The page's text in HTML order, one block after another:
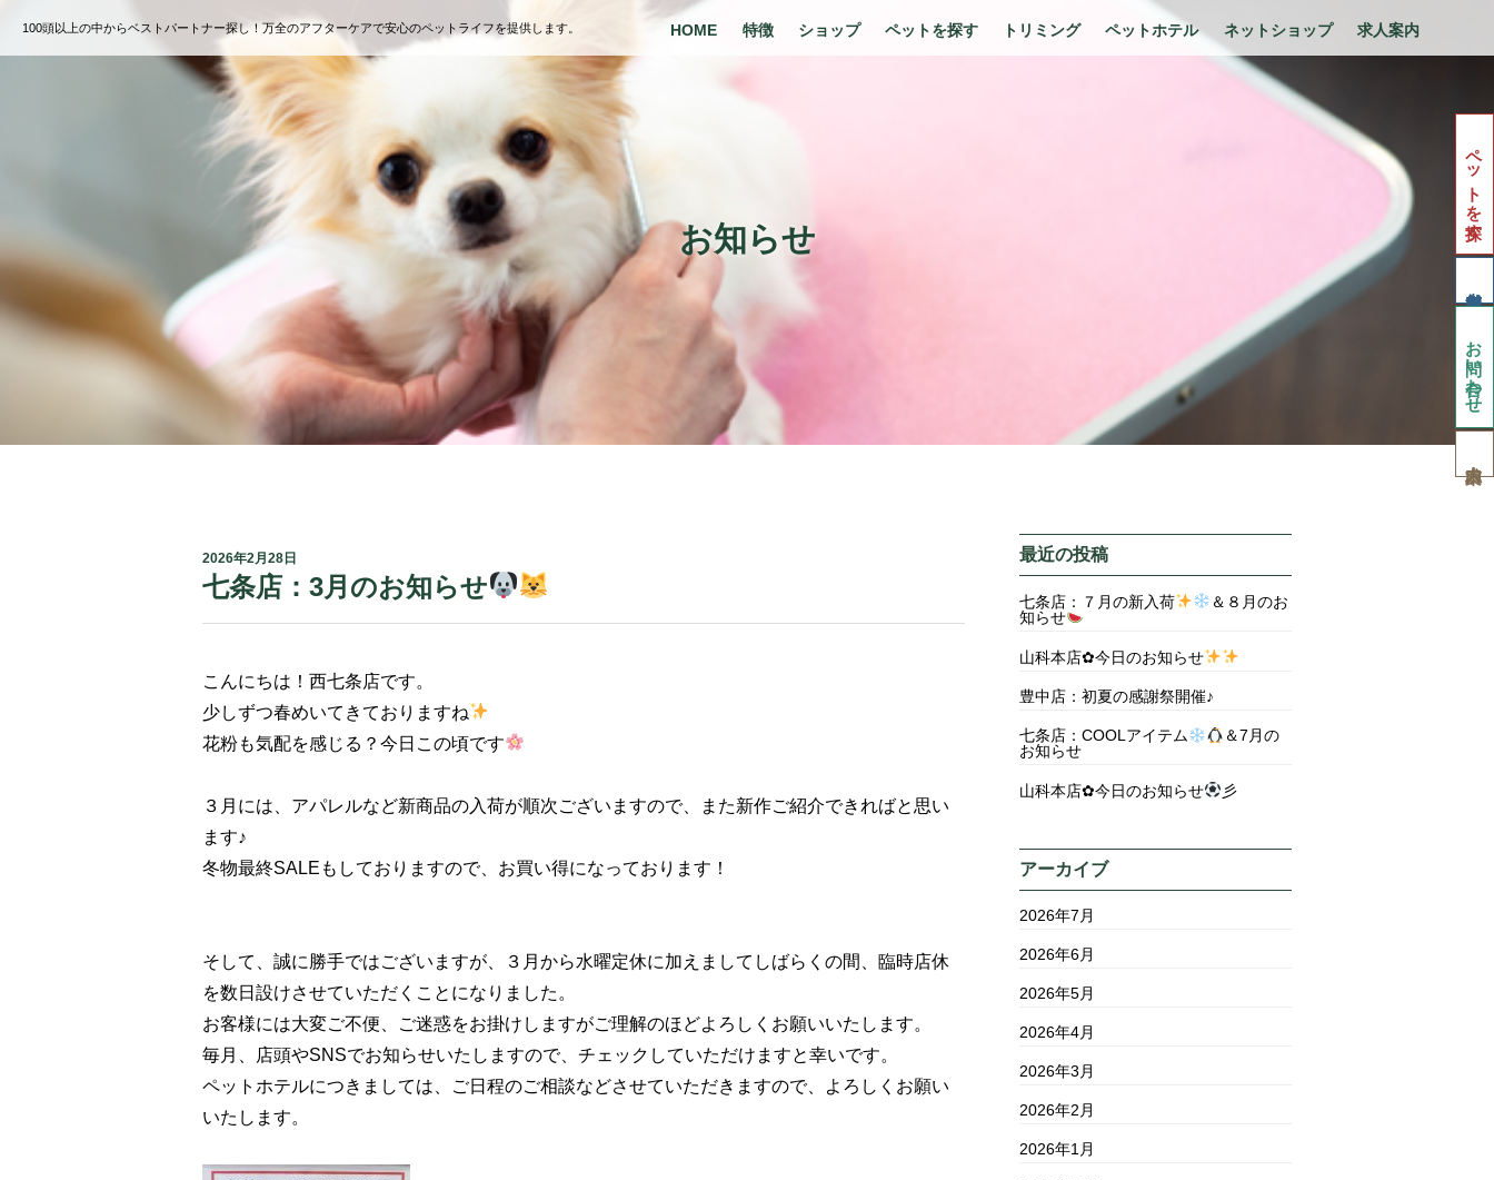
お知らせ
100頭以上の中からベストパートナー探し！万全のアフターケアで安心のペットライフを提供します。 HOME 特徴 ショップ ペットを探す トリミング ペットホテル ネットショップ 求人案内
ペットを探す
お問い合わせ
2026年2月28日
七条店：3月のお知らせ
こんにちは！西七条店です。
少しずつ春めいてきておりますね
花粉も気配を感じる？今日この頃です
３月には、アパレルなど新商品の入荷が順次ございますので、また新作ご紹介できればと思い
ます♪
冬物最終SALEもしておりますので、お買い得になっております！
そして、誠に勝手ではございますが、３月から水曜定休に加えましてしばらくの間、臨時店休
を数日設けさせていただくことになりました。
お客様には大変ご不便、ご迷惑をお掛けしますがご理解のほどよろしくお願いいたします。
毎月、店頭やSNSでお知らせいたしますので、チェックしていただけますと幸いです。
ペットホテルにつきましては、ご日程のご相談などさせていただきますので、よろしくお願い
いたします。
最近の投稿
七条店：７月の新入荷
＆８月のお
知らせ
山科本店✿今日のお知らせ
豊中店：初夏の感謝祭開催♪
七条店：COOLアイテム
＆7月の
お知らせ
山科本店✿今日のお知らせ 彡
アーカイブ
2026年7月
2026年6月
2026年5月
2026年4月
2026年3月
2026年2月
2026年1月